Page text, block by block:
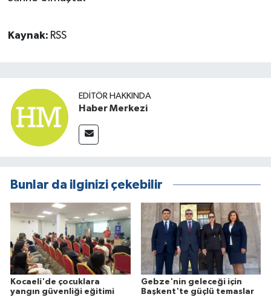
Kaynak: RSS
EDITÖR HAKKINDA
Haber Merkezi
Bunlar da ilginizi çekebilir
Kocaeli'de çocuklara
yangın güvenliği eğitimi
Gebze'nin geleceği için
Başkent'te güçlü temaslar